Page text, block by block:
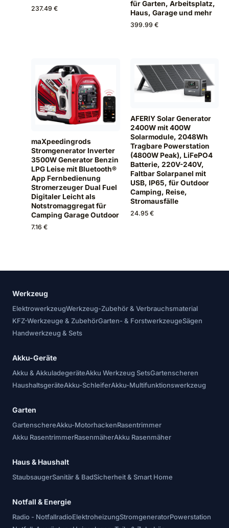
237.49 €
für Garten, Arbeitsplatz,
Haus, Garage und mehr
399.99 €
maXpeedingrods
Stromgenerator Inverter
3500W Generator Benzin
LPG Leise mit Bluetooth®
App Fernbedienung
Stromerzeuger Dual Fuel
Digitaler Leicht als
Notstromaggregat für
Camping Garage Outdoor
7.16 €
AFERIY Solar Generator
2400W mit 400W
Solarmodule, 2048Wh
Tragbare Powerstation
(4800W Peak), LiFePO4
Batterie, 220V-240V,
Faltbar Solarpanel mit
USB, IP65, für Outdoor
Camping, Reise,
Stromausfälle
24.95 €
Werkzeug
ElektrowerkzeugWerkzeug-Zubehör & Verbrauchsmaterial
KFZ-Werkzeuge & ZubehörGarten- & ForstwerkzeugeSägen
Handwerkzeug & Sets
Akku-Geräte
Akku & AkkuladegeräteAkku Werkzeug SetsGartenscheren
HaushaltsgeräteAkku-SchleiferAkku-Multifunktionswerkzeug
Garten
GartenschereAkku-MotorhackenRasentrimmer
Akku RasentrimmerRasenmäherAkku Rasenmäher
Haus & Haushalt
StaubsaugerSanitär & BadSicherheit & Smart Home
Notfall & Energie
Radio - NotfallradioElektroheizungStromgeneratorPowerstation